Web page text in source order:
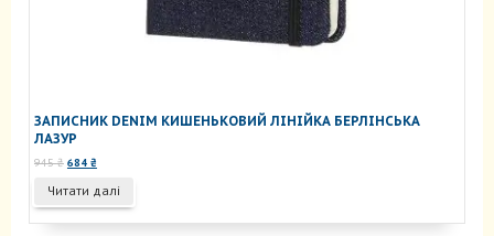
ЗАПИСНИК DENIM КИШЕНЬКОВИЙ ЛІНІЙКА БЕРЛІНСЬКА
ЛАЗУР
945₴ Оригінальна
945 ₴.
684 ₴Поточна
684 ₴.
Читати далі